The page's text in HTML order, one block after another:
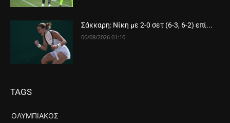
Σάκκαρη: Νίκη με 2-0 σετ (6-3, 6-2) επί...
06/08/2026 01:10
TAGS
ΟΛΥΜΠΙΑΚΌΣ